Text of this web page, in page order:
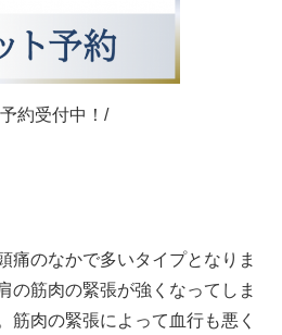
約受付中！/
痛のなかで多いタイプとなりま
の筋肉の緊張が強くなってしま
筋肉の緊張によって血行も悪く